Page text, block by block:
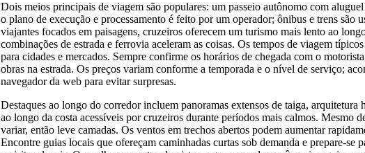
Dois meios principais de viagem são populares: um passeio autônomo com
o plano de execução e processamento é feito por um operador; ônibus e trens são
viajantes focados em paisagens, cruzeiros oferecem um turismo mais lento ao
combinações de estrada e ferrovia aceleram as coisas. Os tempos de viagem
para cidades e mercados. Sempre confirme os horários de chegada com o
obras na estrada. Os preços variam conforme a temporada e o nível de serviço;
navegador da web para evitar surpresas.
Destaques ao longo do corredor incluem panoramas extensos de taiga, arquitetura
ao longo da costa acessíveis por cruzeiros durante períodos mais calmos. Mesmo
variar, então leve camadas. Os ventos em trechos abertos podem aumentar
Encontre guias locais que ofereçam caminhadas curtas sob demanda e prepare-se